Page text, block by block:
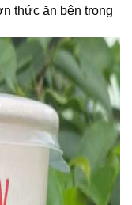
thức ăn bên trong